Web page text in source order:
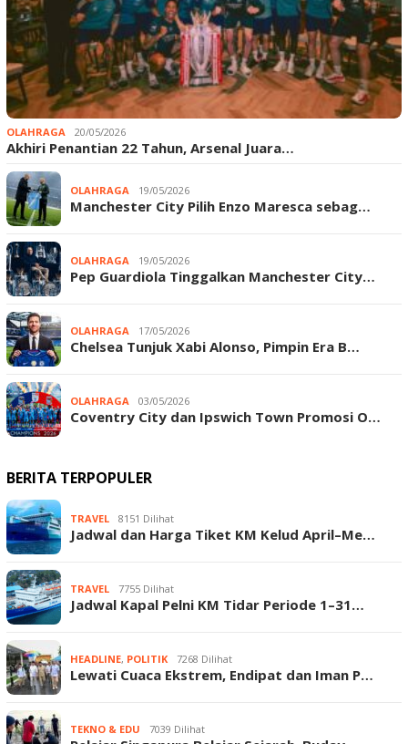
OLAHRAGA 20/05/2026
Akhiri Penantian 22 Tahun, Arsenal Juara…
OLAHRAGA 19/05/2026
Manchester City Pilih Enzo Maresca sebag…
OLAHRAGA 19/05/2026
Pep Guardiola Tinggalkan Manchester City…
OLAHRAGA 17/05/2026
Chelsea Tunjuk Xabi Alonso, Pimpin Era B…
OLAHRAGA 03/05/2026
Coventry City dan Ipswich Town Promosi O…
BERITA TERPOPULER
TRAVEL 8151 Dilihat
Jadwal dan Harga Tiket KM Kelud April–Me…
TRAVEL 7755 Dilihat
Jadwal Kapal Pelni KM Tidar Periode 1–31…
HEADLINE, POLITIK 7268 Dilihat
Lewati Cuaca Ekstrem, Endipat dan Iman P…
TEKNO & EDU 7039 Dilihat